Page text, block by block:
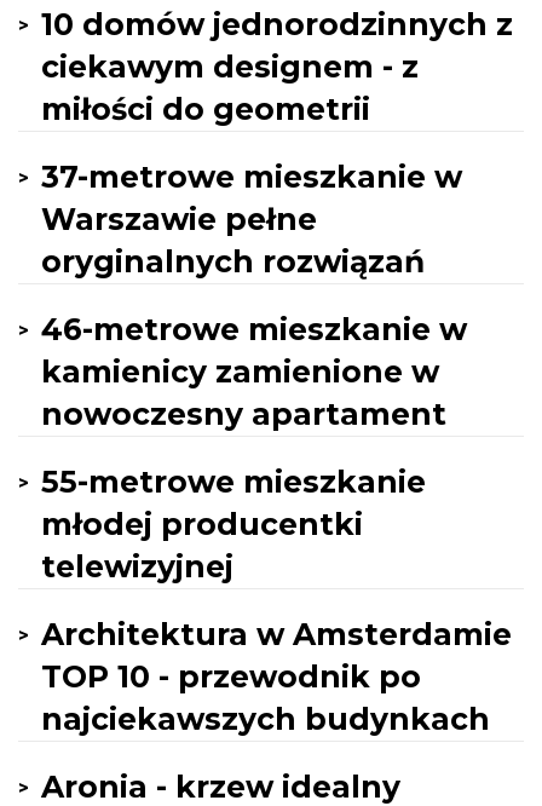
10 domów jednorodzinnych z
ciekawym designem - z
miłości do geometrii
37-metrowe mieszkanie w
Warszawie pełne
oryginalnych rozwiązań
46-metrowe mieszkanie w
kamienicy zamienione w
nowoczesny apartament
55-metrowe mieszkanie
młodej producentki
telewizyjnej
Architektura w Amsterdamie
TOP 10 - przewodnik po
najciekawszych budynkach
Aronia - krzew idealny